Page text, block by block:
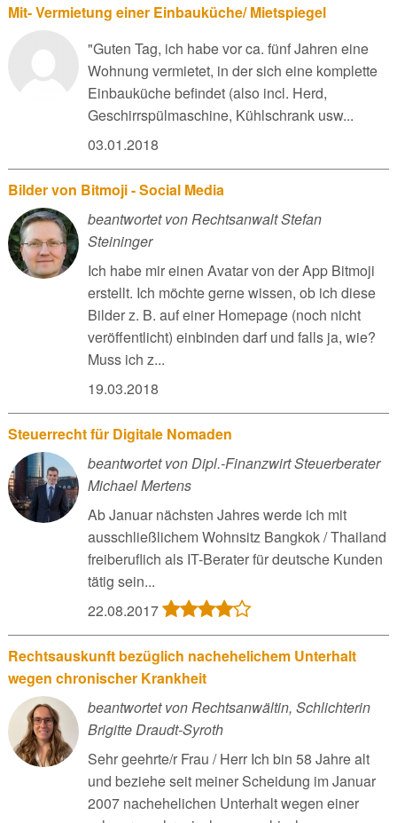
Mit- Vermietung einer Einbauküche/ Mietspiegel
"Guten Tag, ich habe vor ca. fünf Jahren eine
Wohnung vermietet, in der sich eine komplette
Einbauküche befindet (also incl. Herd,
Geschirrspülmaschine, Kühlschrank usw...
03.01.2018
Bilder von Bitmoji - Social Media
beantwortet von Rechtsanwalt Stefan
Steininger
Ich habe mir einen Avatar von der App Bitmoji
erstellt. Ich möchte gerne wissen, ob ich diese
Bilder z. B. auf einer Homepage (noch nicht
veröffentlicht) einbinden darf und falls ja, wie?
Muss ich z...
19.03.2018
Steuerrecht für Digitale Nomaden
beantwortet von Dipl.-Finanzwirt Steuerberater
Michael Mertens
Ab Januar nächsten Jahres werde ich mit
ausschließlichem Wohnsitz Bangkok / Thailand
freiberuflich als IT-Berater für deutsche Kunden
tätig sein...
22.08.2017
Rechtsauskunft bezüglich nachehelichem Unterhalt
wegen chronischer Krankheit
beantwortet von Rechtsanwältin, Schlichterin
Brigitte Draudt-Syroth
Sehr geehrte/r Frau / Herr Ich bin 58 Jahre alt
und beziehe seit meiner Scheidung im Januar
2007 nachehelichen Unterhalt wegen einer